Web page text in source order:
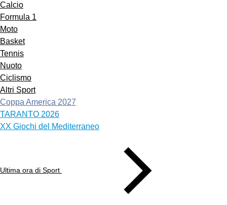
Calcio
Formula 1
Moto
Basket
Tennis
Nuoto
Ciclismo
Altri Sport
Coppa America 2027
TARANTO 2026
XX Giochi del Mediterraneo
Ultima ora di Sport